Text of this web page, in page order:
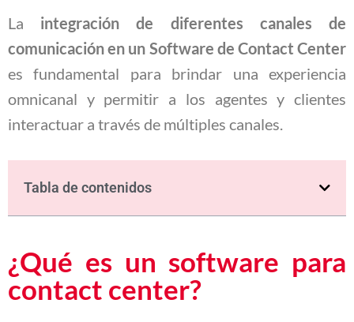
La integración de diferentes canales de
comunicación en un Software de Contact Center
es fundamental para brindar una experiencia
omnicanal y permitir a los agentes y clientes
interactuar a través de múltiples canales.
Tabla de contenidos
¿Qué es un software para
contact center?